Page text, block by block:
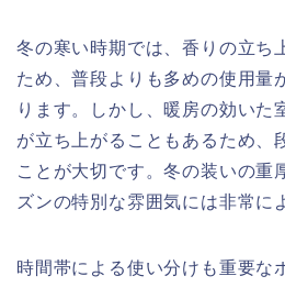
冬の寒い時期では、香りの立ち
ため、普段よりも多めの使用量
ります。しかし、暖房の効いた
が立ち上がることもあるため、
ことが大切です。冬の装いの重
ズンの特別な雰囲気には非常に
時間帯による使い分けも重要な